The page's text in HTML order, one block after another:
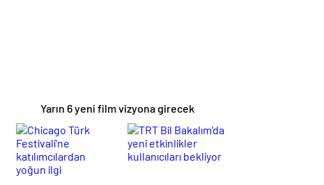
Yarın 6 yeni film vizyona girecek